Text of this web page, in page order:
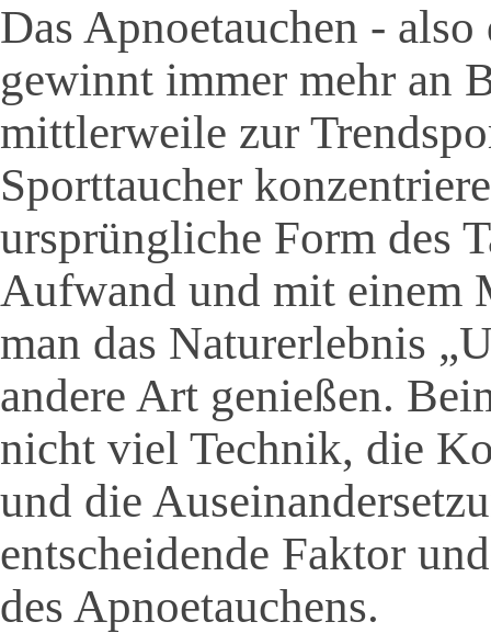
Das Apnoetauchen -
gewinnt immer mehr an
mittlerweile zur
Sporttaucher
ursprüngliche Form des
Aufwand und mit einem
man das Naturerlebnis
andere Art genießen.
nicht viel Technik, die
und die
entscheidende Faktor
des Apnoetauchens.